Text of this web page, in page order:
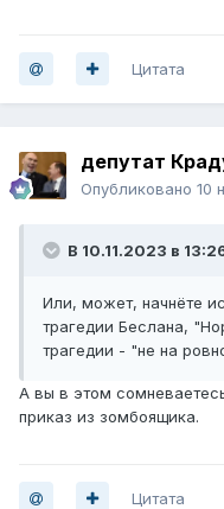
Цитата
депутат
Опубликовано 10
В 10.11.2023 в
Или, может, начнёте
трагедии Беслана,
трагедии - "не на
A вы в этом
приказ из зомбоящика.
Цитата